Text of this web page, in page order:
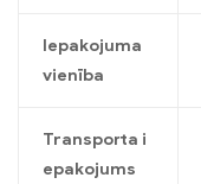
Iepakojuma
vienība
Transporta i
epakojums